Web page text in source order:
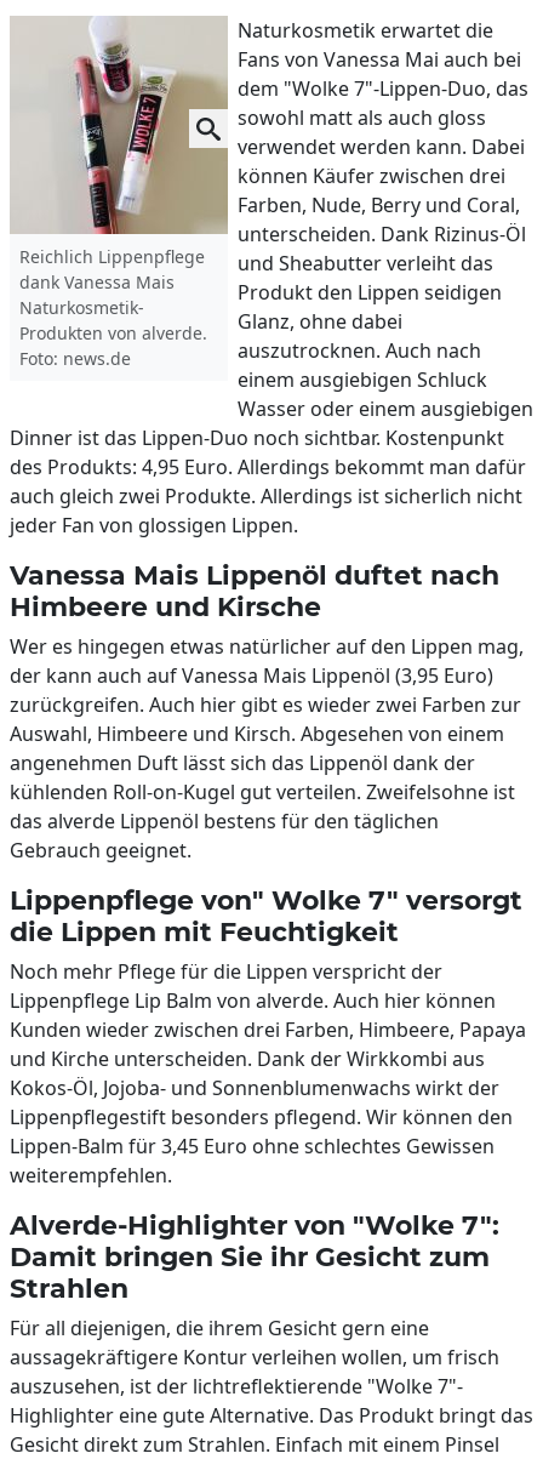
Reichlich Lippenpflege
dank Vanessa Mais
Naturkosmetik-
Produkten von alverde.
Foto: news.de
Naturkosmetik erwartet die
Fans von Vanessa Mai auch bei
dem "Wolke 7"-Lippen-Duo, das
sowohl matt als auch gloss
verwendet werden kann. Dabei
können Käufer zwischen drei
Farben, Nude, Berry und Coral,
unterscheiden. Dank Rizinus-Öl
und Sheabutter verleiht das
Produkt den Lippen seidigen
Glanz, ohne dabei
auszutrocknen. Auch nach
einem ausgiebigen Schluck
Wasser oder einem ausgiebigen
Dinner ist das Lippen-Duo noch sichtbar. Kostenpunkt
des Produkts: 4,95 Euro. Allerdings bekommt man dafür
auch gleich zwei Produkte. Allerdings ist sicherlich nicht
jeder Fan von glossigen Lippen.
Vanessa Mais Lippenöl duftet nach
Himbeere und Kirsche
Wer es hingegen etwas natürlicher auf den Lippen mag,
der kann auch auf Vanessa Mais Lippenöl (3,95 Euro)
zurückgreifen. Auch hier gibt es wieder zwei Farben zur
Auswahl, Himbeere und Kirsch. Abgesehen von einem
angenehmen Duft lässt sich das Lippenöl dank der
kühlenden Roll-on-Kugel gut verteilen. Zweifelsohne ist
das alverde Lippenöl bestens für den täglichen
Gebrauch geeignet.
Lippenpflege von" Wolke 7" versorgt
die Lippen mit Feuchtigkeit
Noch mehr Pflege für die Lippen verspricht der
Lippenpflege Lip Balm von alverde. Auch hier können
Kunden wieder zwischen drei Farben, Himbeere, Papaya
und Kirche unterscheiden. Dank der Wirkkombi aus
Kokos-Öl, Jojoba- und Sonnenblumenwachs wirkt der
Lippenpflegestift besonders pflegend. Wir können den
Lippen-Balm für 3,45 Euro ohne schlechtes Gewissen
weiterempfehlen.
Alverde-Highlighter von "Wolke 7":
Damit bringen Sie ihr Gesicht zum
Strahlen
Für all diejenigen, die ihrem Gesicht gern eine
aussagekräftigere Kontur verleihen wollen, um frisch
auszusehen, ist der lichtreflektierende "Wolke 7"-
Highlighter eine gute Alternative. Das Produkt bringt das
Gesicht direkt zum Strahlen. Einfach mit einem Pinsel